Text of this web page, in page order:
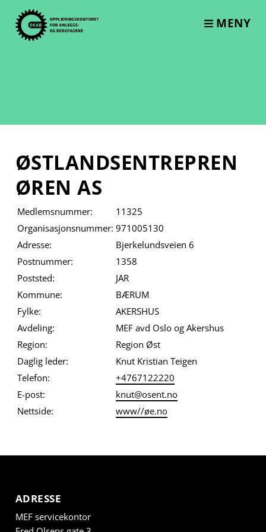
content
MENY
ØSTLANDSENTREPREN
ØREN AS
Medlemsnummer:
11325
Organisasjonsnummer: 971005130
Adresse:
Bjerkelundsveien 6
Postnummer:
1358
Poststed:
JAR
Kommune:
BÆRUM
Fylke:
AKERSHUS
Avdeling:
MEF avd Oslo og Akershus
Region:
Region Øst
Daglig leder:
Knut Kristian Teigen
Telefon:
+4767122220
E-post:
knut@osent.no
Nettside:
www//øe.no
ADRESSE
MEF servicekontor